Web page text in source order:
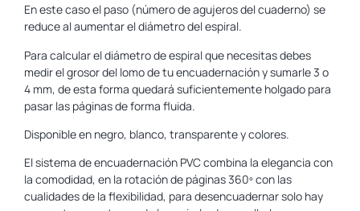
En este caso el paso (número de agujeros del cuaderno) se
reduce al aumentar el diámetro del espiral.
Para calcular el diámetro de espiral que necesitas debes
medir el grosor del lomo de tu encuadernación y sumarle 3 o
4 mm, de esta forma quedará suficientemente holgado para
pasar las páginas de forma fluida.
Disponible en negro, blanco, transparente y colores.
El sistema de encuadernación PVC combina la elegancia con
la comodidad, en la rotación de páginas 360º con las
cualidades de la flexibilidad, para desencuadernar solo hay